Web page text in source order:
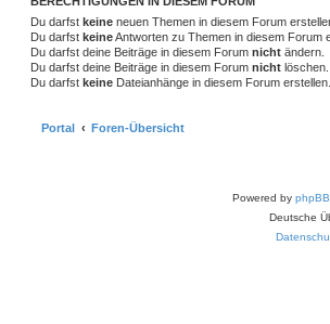
Du darfst keine neuen Themen in diesem Forum
Du darfst keineAntworten zu Themen in diesem Forum
Du darfst deine Beiträge in diesem Forum nicht ändern.
Du darfst deine Beiträge in diesem Forum nicht löschen.
Du darfst keine Dateianhänge in diesem Forum erstellen.
Portal Foren-Übersicht
Powered by phpBB
Deutsche